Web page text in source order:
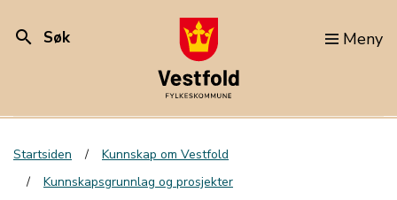
search Søk Meny
Startsiden
Kunnskap om Vestfold
Kunnskapsgrunnlag og prosjekter